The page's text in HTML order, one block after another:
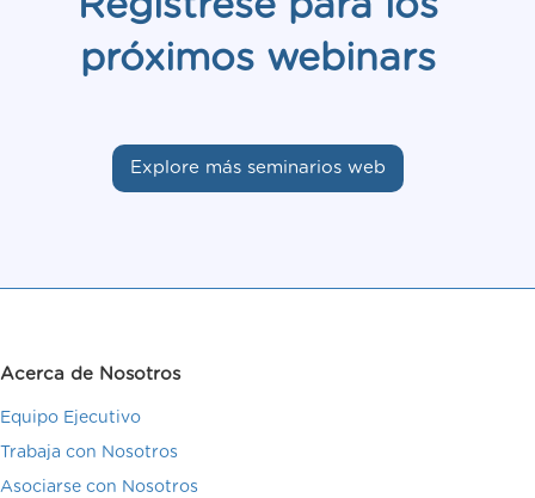
próximos webinars
Explore más seminarios web
Acerca de Nosotros
Equipo Ejecutivo
Trabaja con Nosotros
Asociarse con Nosotros